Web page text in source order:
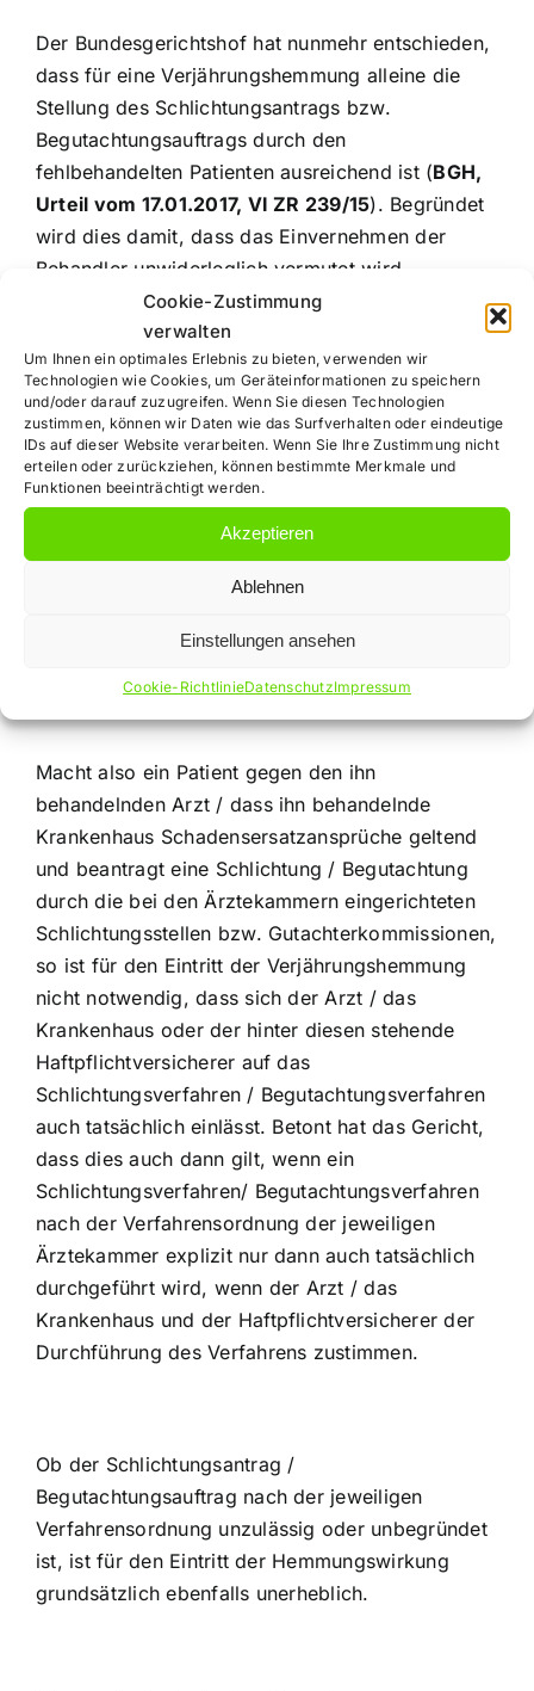
Cookie-Zustimmung
verwalten
Um Ihnen ein optimales Erlebnis zu bieten, verwenden wir
Technologien wie Cookies, um Geräteinformationen zu speichern
und/oder darauf zuzugreifen. Wenn Sie diesen Technologien
zustimmen, können wir Daten wie das Surfverhalten oder eindeutige
IDs auf dieser Website verarbeiten. Wenn Sie Ihre Zustimmung nicht
erteilen oder zurückziehen, können bestimmte Merkmale und
Funktionen beeinträchtigt werden.
Akzeptieren
Ablehnen
Einstellungen ansehen
Cookie-RichtlinieDatenschutzImpressum
Der Bundesgerichtshof hat nunmehr entschieden,
dass für eine Verjährungshemmung alleine die
Stellung des Schlichtungsantrags bzw.
Begutachtungsauftrags durch den
fehlbehandelten Patienten ausreichend ist (BGH,
Urteil vom 17.01.2017, VI ZR 239/15). Begründet
wird dies damit, dass das Einvernehmen der
Behandler unwiderleglich vermutet wird.
Ihr Rechtsanwalt
für
informiert
Macht also ein Patient gegen den ihn
behandelnden Arzt / dass ihn behandelnde
Krankenhaus Schadensersatzansprüche geltend
und beantragt eine Schlichtung / Begutachtung
durch die bei den Ärztekammern eingerichteten
Schlichtungsstellen bzw. Gutachterkommissionen,
so ist für den Eintritt der Verjährungshemmung
nicht notwendig, dass sich der Arzt / das
Krankenhaus oder der hinter diesen stehende
Haftpflichtversicherer auf das
Schlichtungsverfahren / Begutachtungsverfahren
auch tatsächlich einlässt. Betont hat das Gericht,
dass dies auch dann gilt, wenn ein
Schlichtungsverfahren/ Begutachtungsverfahren
nach der Verfahrensordnung der jeweiligen
Ärztekammer explizit nur dann auch tatsächlich
durchgeführt wird, wenn der Arzt / das
Krankenhaus und der Haftpflichtversicherer der
Durchführung des Verfahrens zustimmen.
Ob der Schlichtungsantrag /
Begutachtungsauftrag nach der jeweiligen
Verfahrensordnung unzulässig oder unbegründet
ist, ist für den Eintritt der Hemmungswirkung
grundsätzlich ebenfalls unerheblich.